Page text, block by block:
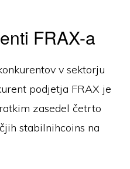
FRAX-a
v sektorju
podjetja FRAX je
zasedel četrto
stabilnihcoins na